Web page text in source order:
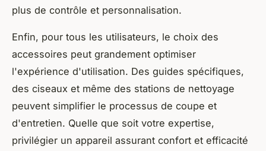
plus de contrôle et personnalisation.
Enfin, pour tous les utilisateurs, le choix des
accessoires peut grandement optimiser
l'expérience d'utilisation. Des guides spécifiques,
des ciseaux et même des stations de nettoyage
peuvent simplifier le processus de coupe et
d'entretien. Quelle que soit votre expertise,
privilégier un appareil assurant confort et efficacité